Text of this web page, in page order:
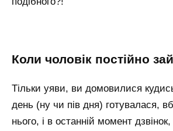
коли чоловік постійно
Тільки уяви, ви домовилися
день (ну чи пів дня) готувалася,
нього, і в останній момент